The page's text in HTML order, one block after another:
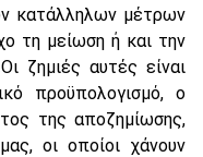
κατάλληλων μέτρων
τη μείωση ή και την
ζημιές αυτές είναι
προϋπολογισμό, ο
της αποζημίωσης,
οι οποίοι χάνουν